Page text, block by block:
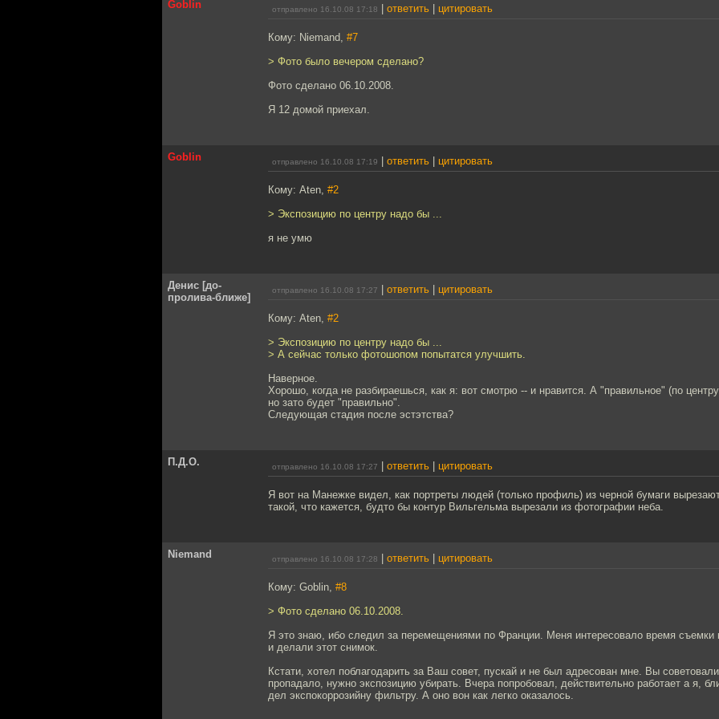
Goblin отправлено 16.10.08 17:18 ответить цитировать
Кому: Niemand, #7
> Фото было вечером сделано?
Фото сделано 06.10.2008.
Я 12 домой приехал.
Goblin отправлено 16.10.08 17:19 ответить цитировать
Кому: Aten, #2
> Экспозицию по центру надо бы ...
я не умю
Денис [до-
пролива-ближе]
отправлено 16.10.08 17:27 ответить цитировать
Кому: Aten, #2
> Экспозицию по центру надо бы ...
> А сейчас только фотошопом попытатся улучшить.
Наверное.
Хорошо, когда не разбираешься, как я: вот смотрю -- и нравится. А "правильное" (по
но зато будет "правильно".
Следующая стадия после эстэтства?
П.Д.О. отправлено 16.10.08 17:27 ответить цитировать
Я вот на Манежке видел, как портреты людей (только профиль) из черной бумаги
такой, что кажется, будто бы контур Вильгельма вырезали из фотографии неба.
Niemand отправлено 16.10.08 17:28 ответить цитировать
Кому: Goblin, #8
> Фото сделано 06.10.2008.
Я это знаю, ибо следил за перемещениями по Франции. Меня интересовало время съемки
и делали этот снимок.
Кстати, хотел поблагодарить за Ваш совет, пускай и не был адресован мне. Вы
пропадало, нужно экспозицию убирать. Вчера попробовал, действительно работает а я,
дел экспокоррозийну фильтру. А оно вон как легко оказалось.